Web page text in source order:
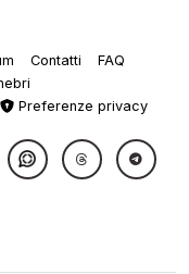
Contatti
FAQ
Preferenze privacy